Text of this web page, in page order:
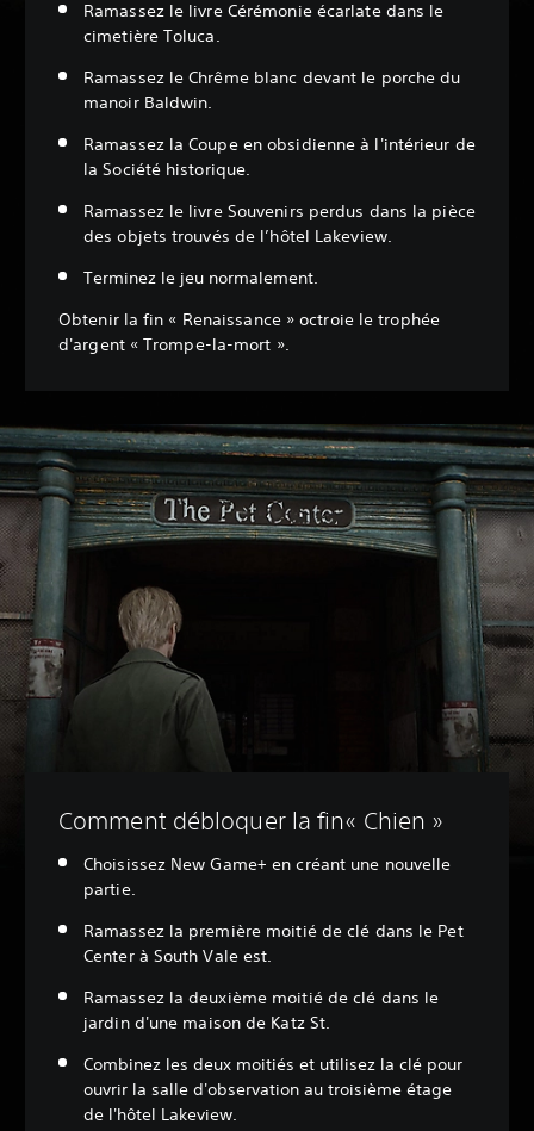
Ramassez le livre Cérémonie écarlate dans le
cimetière Toluca.
Ramassez le Chrême blanc devant le porche du
manoir Baldwin.
Ramassez la Coupe en obsidienne à l'intérieur de
la Société historique.
Ramassez le livre Souvenirs perdus dans la pièce
des objets trouvés de l’hôtel Lakeview.
Terminez le jeu normalement.
Obtenir la fin « Renaissance » octroie le trophée
d'argent « Trompe-la-mort ».‎
Comment débloquer la fin« Chien »
Choisissez New Game+ en créant une nouvelle
partie.
Ramassez la première moitié de clé dans le Pet
Center à South Vale est.
Ramassez la deuxième moitié de clé dans le
jardin d'une maison de Katz St.
Combinez les deux moitiés et utilisez la clé pour
ouvrir la salle d'observation au troisième étage
de l'hôtel Lakeview.